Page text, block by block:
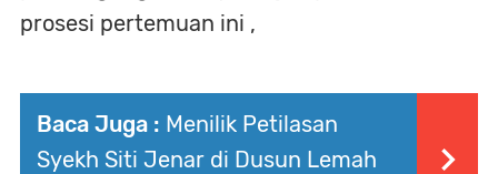
prosesi pertemuan ini ,
Baca Juga : Menilik Petilasan
Syekh Siti Jenar di Dusun Lemah